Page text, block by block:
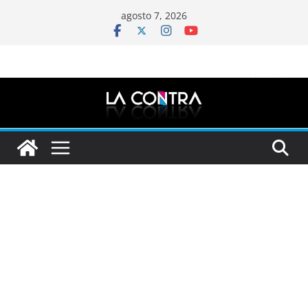
agosto 7, 2026